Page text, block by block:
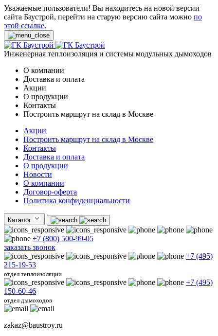
Уважаемые пользователи! Вы находитесь на новой версии
сайта Баустрой, перейти на старую версию сайта можно по
этой ссылке.
Инженерная теплоизоляция и системы модульных дымоходов
О компании
Доставка и оплата
Акции
О продукции
Контакты
Построить маршрут на склад в Москве
Акции
Построить маршрут на склад в Москве
Контакты
Доставка и оплата
О продукции
Новости
О компании
Договор-оферта
Политика конфиденциальности
Каталог
+7 (800) 500-99-05
заказать звонок
+7 (495)
215-19-53
отдел теплоизоляции
+7 (495)
150-60-46
отдел дымоходов
zakaz@baustroy.ru